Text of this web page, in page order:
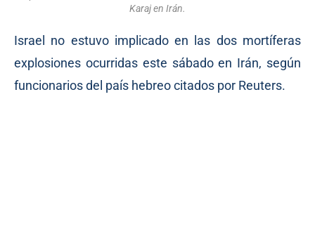
Karaj en Irán.
Israel no estuvo implicado en las dos mortíferas
explosiones ocurridas este sábado en Irán, según
funcionarios del país hebreo citados por Reuters.